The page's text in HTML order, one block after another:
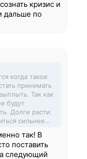
кризис и
дальше по
когда такое
принимать
Так как
будут
Долги расти.
сильнее…
так! В
поставить
следующий